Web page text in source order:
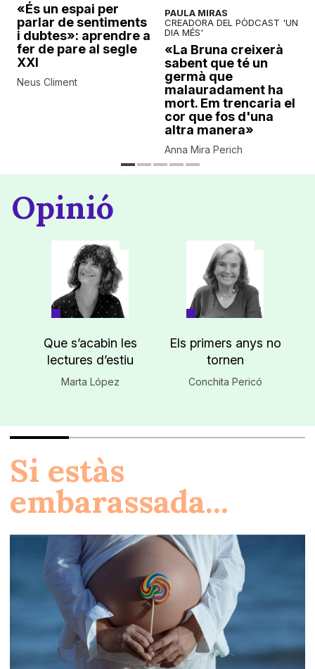
«És un espai per
parlar de sentiments
i dubtes»: aprendre a
fer de pare al segle
XXI
Neus Climent
PAULA MIRAS
CREADORA DEL PÒDCAST 'UN
DIA MÉS'
«La Bruna creixerà
sabent que té un
germà que
malauradament ha
mort. Em trencaria el
cor que fos d'una
altra manera»
Anna Mira Perich
Opinió
Que s’acabin les
lectures d’estiu
Marta López
Els primers anys no
tornen
Conchita Pericó
Si estàs
embarassada...